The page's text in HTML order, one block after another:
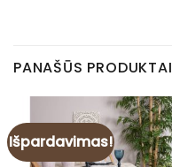
PANAŠŪS PRODUKTAI
Išpardavimas!